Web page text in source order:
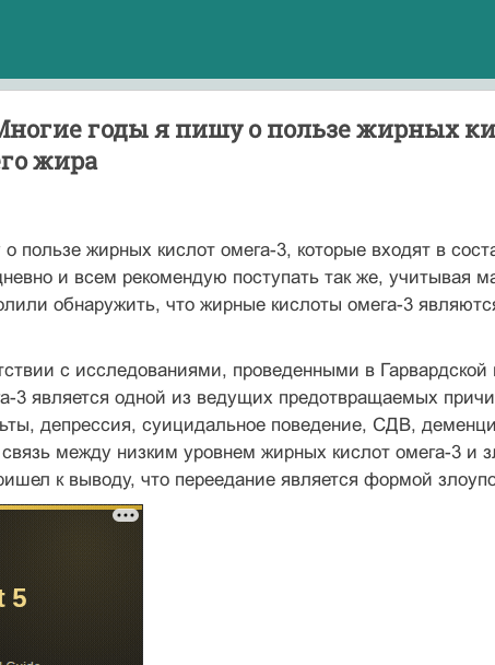
годы я пишу о пользе жирных
жира
пользе жирных кислот омега-3, которые входят в
и всем рекомендую поступать так же, учитывая
обнаружить, что жирные кислоты омега-3
с исследованиями, проведенными в
3 является одной из ведущих предотвращаемых
депрессия, суицидальное поведение, СДВ,
между низким уровнем жирных кислот омега-3 и
к выводу, что переедание является формой